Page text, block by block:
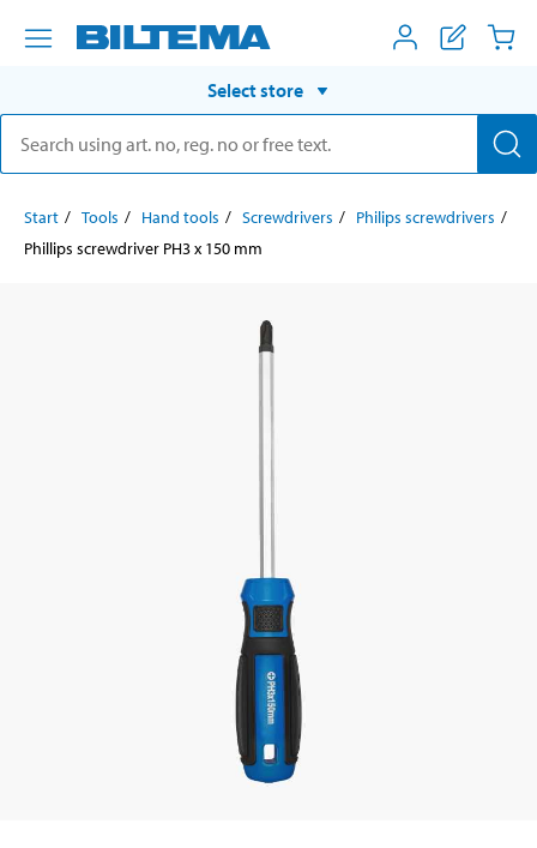
Select store
Start Tools Hand tools Screwdrivers
Philips screwdrivers
Phillips screwdriver PH3 x 150 mm